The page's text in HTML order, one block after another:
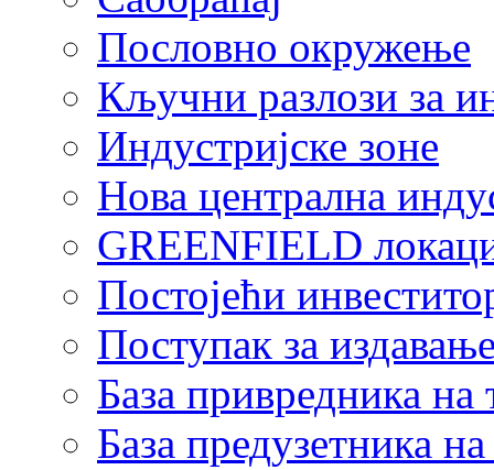
Пословно окружење
Кључни разлози за
Индустријске зоне
Нова централна
GREENFIELD
Постојећи
Поступак за
База привредника
База предузетника